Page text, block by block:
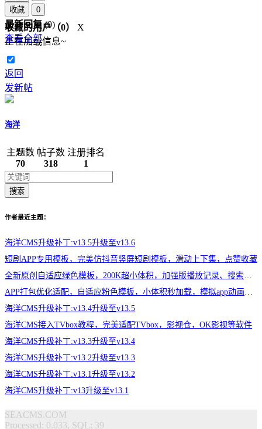
收藏
0
收藏的用户（0）
X
正在加载信息~
最新回复(0)
查看全部
返回
发新帖
海洋
主题数
70
帖子数
318
注册排名
1
搜索
作者最近主题：
海洋CMS升级补丁:v13.5升级至v13.6
短剧APP专用模板，完美仿抖音竖屏短剧模板，滑动上下集，点赞收藏
海洋CMS升级补丁:v13.4升级至v13.5
海洋CMS接入TVbox教程，完美适配TVbox，影视仓，OK影视等软件
海洋CMS升级补丁:v13.3升级至v13.4
海洋CMS升级补丁:v13.2升级至v13.3
海洋CMS升级补丁:v13.1升级至v13.2
海洋CMS升级补丁:v13升级至v13.1
SEACMS.COM
Processed: 0.033, SQL: 39